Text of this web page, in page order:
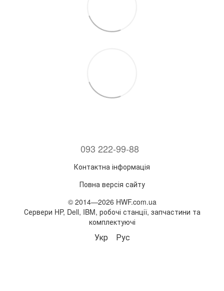
093 222-99-88
Контактна інформація
Повна версія сайту
© 2014—2026 HWF.com.ua
Сервери HP, Dell, IBM, робочі станції, запчастини та
комплектуючі
Укр Рус